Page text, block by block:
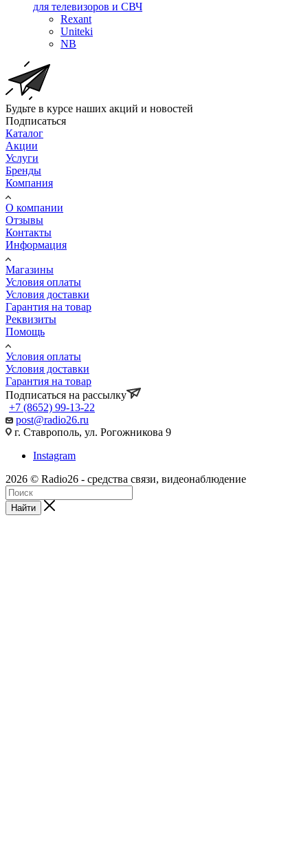
для телевизоров и СВЧ
Rexant
Uniteki
NB
Будьте в курсе наших акций и новостей
Подписаться
Каталог
Акции
Услуги
Бренды
Компания
О компании
Отзывы
Контакты
Информация
Магазины
Условия оплаты
Условия доставки
Гарантия на товар
Реквизиты
Помощь
Условия оплаты
Условия доставки
Гарантия на товар
Подписаться на рассылку
+7 (8652) 99-13-22
post@radio26.ru
г. Ставрополь, ул. Рогожникова 9
Instagram
2026 © Radio26 - средства связи, видеонаблюдение
Найти